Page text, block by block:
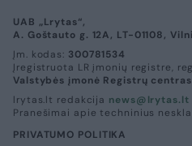
UAB „Lrytas“,
A. Goštauto g. 12A, LT-01108,
Įm. kodas: 300781534
Įregistruota LR įmonių registre,
Valstybės įmonė Registrų centras
lrytas.lt redakcija news@lrytas.lt
Pranešimai apie techninius
PRIVATUMO POLITIKA